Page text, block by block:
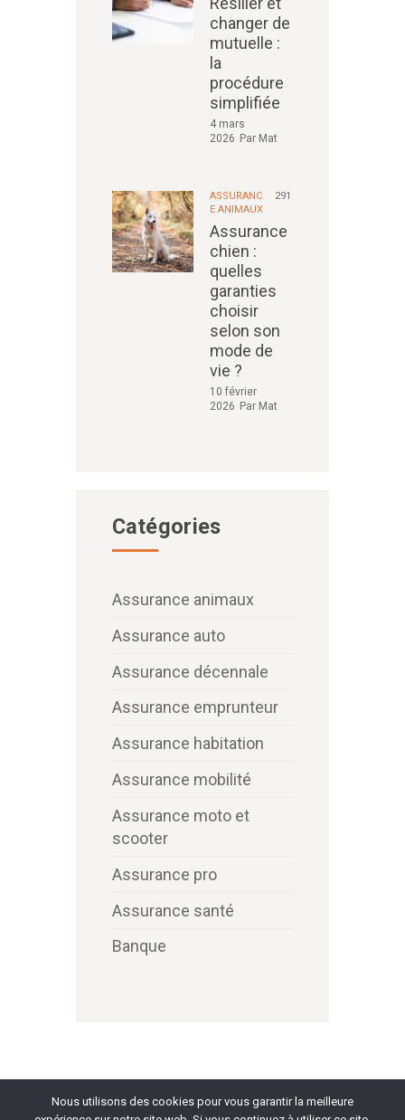
changer de
mutuelle :
la
procédure
simplifiée
4 mars
2026 Par Mat
ASSURANC
E ANIMAUX
291
Assurance
chien :
quelles
garanties
choisir
selon son
mode de
vie ?
10 février
2026 Par Mat
Catégories
Assurance animaux
Assurance auto
Assurance décennale
Assurance emprunteur
Assurance habitation
Assurance mobilité
Assurance moto et
scooter
Assurance pro
Assurance santé
Banque
Nous utilisons des cookies pour vous garantir la meilleure